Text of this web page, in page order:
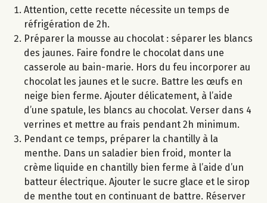
Attention, cette recette nécessite un temps de
réfrigération de 2h.
Préparer la mousse au chocolat : séparer les blancs
des jaunes. Faire fondre le chocolat dans une
casserole au bain-marie. Hors du feu incorporer au
chocolat les jaunes et le sucre. Battre les œufs en
neige bien ferme. Ajouter délicatement, à l’aide
d’une spatule, les blancs au chocolat. Verser dans 4
verrines et mettre au frais pendant 2h minimum.
Pendant ce temps, préparer la chantilly à la
menthe. Dans un saladier bien froid, monter la
crème liquide en chantilly bien ferme à l’aide d’un
batteur électrique. Ajouter le sucre glace et le sirop
de menthe tout en continuant de battre. Réserver